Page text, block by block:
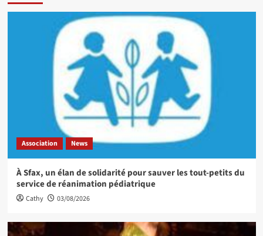
Association News
À Sfax, un élan de solidarité pour sauver les tout-petits du
service de réanimation pédiatrique
Cathy 03/08/2026